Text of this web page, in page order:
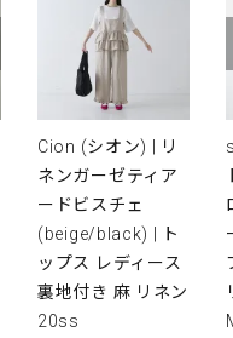
Cion (シオン) | リ
ネンガーゼティア
ードビスチェ
(beige/black) | ト
ップス レディース
裏地付き 麻 リネン
20ss